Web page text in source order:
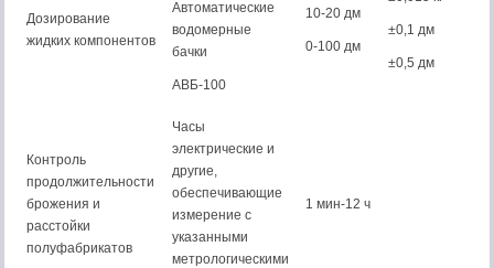
Дозирование
жидких компонентов
Автоматические
водомерные
бачки
АВБ-100
10-20 дм
0-100 дм
±0,1 дм
±0,5 дм
Контроль
продолжительности
брожения и
расстойки
полуфабрикатов
Часы
электрические и
другие,
обеспечивающие
измерение с
указанными
метрологическими
1 мин-12 ч